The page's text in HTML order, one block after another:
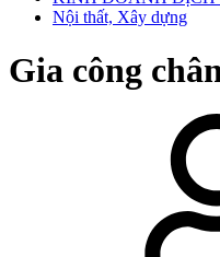
Nội thất, Xây dựng
Gia công